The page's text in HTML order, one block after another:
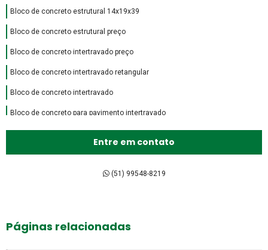
Bloco de concreto estrutural 14x19x39
Bloco de concreto estrutural preço
Bloco de concreto intertravado preço
Bloco de concreto intertravado retangular
Bloco de concreto intertravado
Bloco de concreto para pavimento intertravado
Bloco intertravado de concreto preço
Bloco intertravado de concreto
Bloco intertravado retangular
Entre em contato
(51) 99548-8219
Páginas relacionadas